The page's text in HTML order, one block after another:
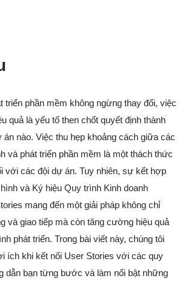
triển phần mềm không ngừng thay đổi, việc
quả là yếu tố then chốt quyết định thành
nào. Việc thu hẹp khoảng cách giữa các
và phát triển phần mềm là một thách thức
với các đội dự án. Tuy nhiên, sự kết hợp
và Ký hiệu Quy trình Kinh doanh
mang đến một giải pháp không chỉ
và giao tiếp mà còn tăng cường hiệu quả
phát triển. Trong bài viết này, chúng tôi
ích khi kết nối User Stories với các quy
dẫn bạn từng bước và làm nổi bật những